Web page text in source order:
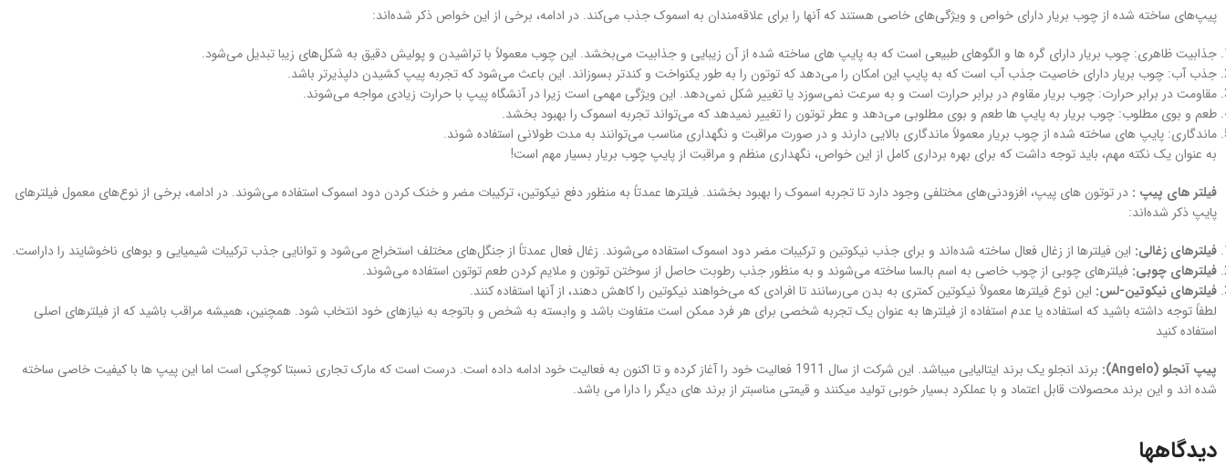
پیپ‌های ساخته شده از چوب بریار دارای خواص و ویژگی‌های خاصی هستند که آنها را برای علاقه‌مندان به اسموک جذب می‌کند. در ادامه، برخی از این خواص ذکر شده‌اند:
جذابیت ظاهری: چوب بریار دارای گره ها و الگوهای طبیعی است که به پایپ‌ های ساخته شده از آن زیبایی و جذابیت می‌بخشد. این چوب معمولاً با تراشیدن و پولیش دقیق به شکل‌های زیبا تبدیل می‌شود.
جذب آب: چوب بریار دارای خاصیت جذب آب است که به پایپ این امکان را می‌دهد که توتون را به طور یکنواخت و کندتر بسوزاند. این باعث می‌شود که تجربه پیپ کشیدن دلپذیرتر باشد.
مقاومت در برابر حرارت: چوب بریار مقاوم در برابر حرارت است و به سرعت نمی‌سوزد یا تغییر شکل نمی‌دهد. این ویژگی مهمی است زیرا در آنشگاه پیپ با حرارت زیادی مواجه می‌شوند.
طعم و بوی مطلوب: چوب بریار به پایپ‌ ها طعم و بوی مطلوبی می‌دهد و عطر توتون را تغییر نمیدهد که می‌تواند تجربه اسموک را بهبود بخشد.
ماندگاری: پایپ‌ های ساخته شده از چوب بریار معمولاً ماندگاری بالایی دارند و در صورت مراقبت و نگهداری مناسب می‌توانند به مدت طولانی استفاده شوند.
به عنوان یک نکته مهم، باید توجه داشت که برای بهره‌ برداری کامل از این خواص، نگهداری منظم و مراقبت از پایپ چوب بریار بسیار مهم است!
فیلتر های پیپ : در توتون های پیپ، افزودنی‌های مختلفی وجود دارد تا تجربه اسموک را بهبود بخشند. فیلترها عمدتاً به منظور دفع نیکوتین، ترکیبات مضر و خنک کردن دود اسموک استفاده می‌شوند. در ادامه، برخی از نوع‌های معمول فیلترهای
پایپ ذکر شده‌اند:
فیلترهای زغالی: این فیلترها از زغال فعال ساخته شده‌اند و برای جذب نیکوتین و ترکیبات مضر دود اسموک استفاده می‌شوند. زغال فعال عمدتاً از جنگل‌های مختلف استخراج می‌شود و توانایی جذب ترکیبات شیمیایی و بوهای ناخوشایند را داراست.
فیلترهای چوبی: فیلترهای چوبی از چوب خاصی به اسم بالسا ساخته می‌شوند و به منظور جذب رطوبت حاصل از سوختن توتون و ملایم کردن طعم توتون استفاده می‌شوند.
فیلترهای نیکوتین-لس: این نوع فیلترها معمولاً نیکوتین کمتری به بدن می‌رسانند تا افرادی که می‌خواهند نیکوتین را کاهش دهند، از آنها استفاده کنند.
لطفاً توجه داشته باشید که استفاده یا عدم استفاده از فیلترها به عنوان یک تجربه شخصی برای هر فرد ممکن است متفاوت باشد و وابسته به شخص و باتوجه به نیازهای خود انتخاب شود. همچنین، همیشه مراقب باشید که از فیلترهای اصلی
استفاده کنید
پیپ آنجلو (Angelo
):
برند انجلو یک برند ایتالیایی میباشد. این شرکت از سال 1911 فعالیت خود را آغاز کرده و تا اکنون به فعالیت خود ادامه داده است. درست است که مارک تجاری نسبتا کوچکی است اما این پیپ ها با کیفیت خاصی ساخته
شده اند و این برند محصولات قابل اعتماد و با عملکرد بسیار خوبی تولید میکنند و قیمتی مناسبتر از برند های دیگر را دارا می باشد.
دیدگاهها